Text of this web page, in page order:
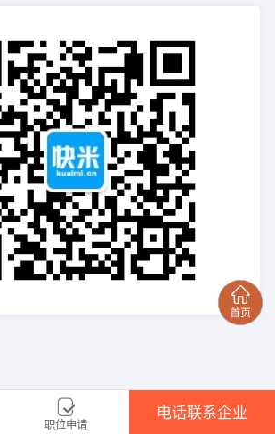
职位申请
电话联系企业